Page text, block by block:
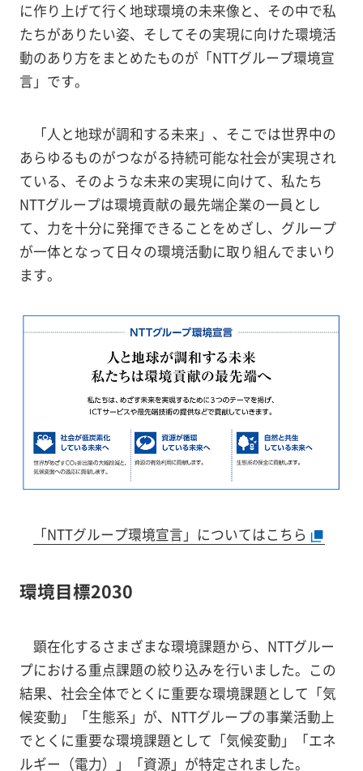
に作り上げて行く地球環境の未来像と、その中で私
たちがありたい姿、そしてその実現に向けた環境活
動のあり方をまとめたものが「NTTグループ環境宣
言」です。
「人と地球が調和する未来」、そこでは世界中の
あらゆるものがつながる持続可能な社会が実現され
ている、そのような未来の実現に向けて、私たち
NTTグループは環境貢献の最先端企業の一員とし
て、力を十分に発揮できることをめざし、グループ
が一体となって日々の環境活動に取り組んでまいり
ます。
「NTTグループ環境宣言」についてはこちら
環境目標2030
顕在化するさまざまな環境課題から、NTTグルー
プにおける重点課題の絞り込みを行いました。この
結果、社会全体でとくに重要な環境課題として「気
候変動」「生態系」が、NTTグループの事業活動上
でとくに重要な環境課題として「気候変動」「エネ
ルギー（電力）」「資源」が特定されました。